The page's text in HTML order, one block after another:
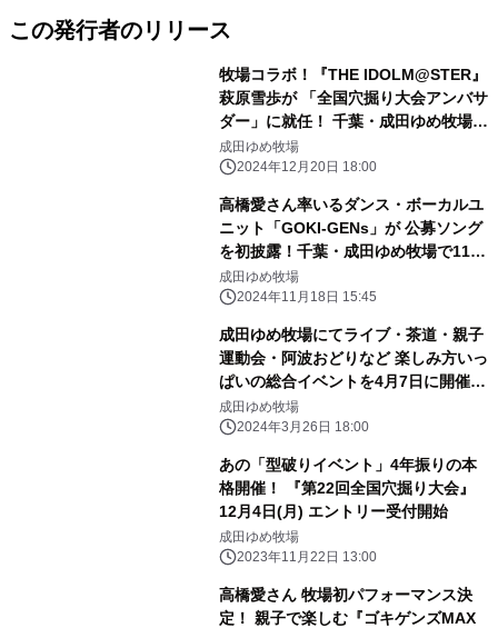
この発行者のリリース
牧場コラボ！『THE IDOLM@STER』
萩原雪歩が 「全国穴掘り大会アンバサ
ダー」に就任！ 千葉・成田ゆめ牧場で
12月24日～イベント開催！
成田ゆめ牧場
2024年12月20日 18:00
高橋愛さん率いるダンス・ボーカルユ
ニット「GOKI-GENs」が 公募ソング
を初披露！千葉・成田ゆめ牧場で11月
24日開催 『秋のゴキゲンズわくわ
くデー』
成田ゆめ牧場
2024年11月18日 15:45
成田ゆめ牧場にてライブ・茶道・親子
運動会・阿波おどりなど 楽しみ方いっ
ぱいの総合イベントを4月7日に開催
『春のゴキゲンズわくわくデー』 ～高
橋愛さん率いる“GOKI-GENs”の牧場
成田ゆめ牧場
2024年3月26日 18:00
あの「型破りイベント」4年振りの本
格開催！ 『第22回全国穴掘り大会』
12月4日(月) エントリー受付開始
成田ゆめ牧場
2023年11月22日 13:00
高橋愛さん 牧場初パフォーマンス決
定！ 親子で楽しむ『ゴキゲンズMAX